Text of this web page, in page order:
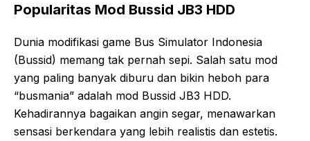
Popularitas Mod Bussid JB3 HDD
Dunia modifikasi game Bus Simulator Indonesia
(Bussid) memang tak pernah sepi. Salah satu mod
yang paling banyak diburu dan bikin heboh para
“busmania” adalah mod Bussid JB3 HDD.
Kehadirannya bagaikan angin segar, menawarkan
sensasi berkendara yang lebih realistis dan estetis.